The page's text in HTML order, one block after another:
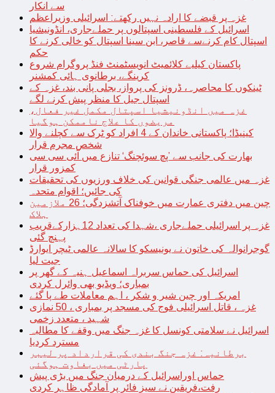
سے انکار
غزہ پر قبضے کا ارادہ نہیں رکھتے: اسرائیلی وزیراعظم
اسرائیل کے فلسطینی اسپتالوں پر حملےجاری، انڈونیشیا
اسپتال کام کرنےسے قاصر، ابن سینا اسپتال کو خالی کرنے کا
حکم
پاکستان کیلیے کلائمیٹ انویسٹمنٹ فنڈ پروگرام شروع
کرینگے، برطانوی ہائی کمشنر
ٹینکوں کا محاصرہ، ڈرونز کی پرواز، بجلی پانی بند، غزہ کے
اسپتال جیل کا منظر پیش کرنے لگے
غزہ میں انڈونیشیا اسپتال مکمل غیر فعال،
مریضوں کا علاج ناممکن ہوگیا
کینیڈا؛ پاکستانی خاندان کے 4 افراد کو ٹرک سے کچلنے والا
شخص مجرم قرار
بھارت کی جانب سے ’پچ سوئچنگ‘ تنازع میں آئی سی سی
کمزور قرار
غزہ میں عالمی جنگی قوانین کی خلاف ورزیوں کی تحقیقات
کی جائیں؛ اقوام متحدہ
چین میں دفتری عمارت میں خوفناک آتشزدگی؛ 26 ملازمین
ہلاک
غزہ پر اسرائیلی حملےجاری ،شہدا کی تعداد 12ہزارکےقریب
پہنچ گئی
گوجرانوالہ کی خاتون نے یونیسکو کا سالانہ عالمی ٹیچر ایوارڈ
جیت لیا
اسرائیل کی حماس سربراہ اسماعیل ہنیہ کے گھر پر
بمباری؛ ویڈیو بھی وائرل کردی
امریکہ اور چین شیر و شکر ، اہم معاملات طے پا گئے
غزہ ، قاتل اسرائیلی فوج کی مسجد پر بمباری ، 50 نمازی
شہید ، متعدد زخمی
اسرائیل نے سلامتی کونسل کا غزہ جنگ میں وقفے کا مطالبہ
مسترد کردیا
برطانیہ: غزہ جنگ بندی کی قرارداد پر لیبر
پارٹی میں بغاوت ہوگئی
حماس اوراسرائیل کے درمیان جنگ میں بڑی پیش
رفت،فریقین نے سیز فائر پر آمادگی ظاہر کردی